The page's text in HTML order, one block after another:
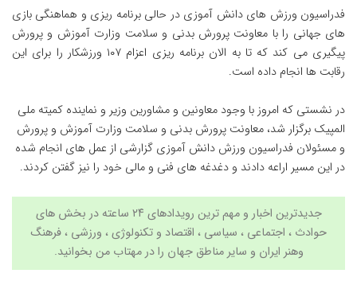
فدراسیون ورزش های دانش آموزی در حالی برنامه ریزی و هماهنگی بازی
های جهانی را با معاونت پرورش بدنی و سلامت وزارت آموزش و پرورش
پیگیری می کند که تا به الان برنامه ریزی اعزام ۱۰۷ ورزشکار را برای این
رقابت ها انجام داده است.
در نشستی که امروز با وجود معاونین و مشاورین وزیر و نماینده کمیته ملی
المپیک برگزار شد، معاونت پرورش بدنی و سلامت وزارت آموزش و پرورش
و مسئولان فدراسیون ورزش دانش آموزی گزارشی از عمل های انجام شده
در این مسیر اراعه دادند و دغدغه های فنی و مالی خود را نیز گفتن کردند.
جدیدترین اخبار و مهم ترین رویدادهای ۲۴ ساعته در بخش های
حوادث ، اجتماعی ، سیاسی ، اقتصاد و تکنولوژی، ورزشی ، فرهنگ
وهنر ایران و سایر مناطق جهان را درمهتاب من بخوانید.